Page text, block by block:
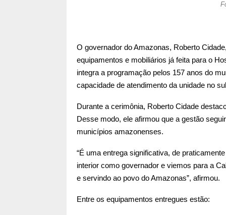
O governador do Amazonas, Roberto
equipamentos e mobiliários já feita para o
integra a programação pelos 157 anos do
capacidade de atendimento da unidade no
Durante a cerimônia, Roberto Cidade
Desse modo, ele afirmou que a gestão
municípios amazonenses.
“É uma entrega significativa, de
interior como governador e viemos para a
e servindo ao povo do Amazonas”, afirmou.
Entre os equipamentos entregues estão: